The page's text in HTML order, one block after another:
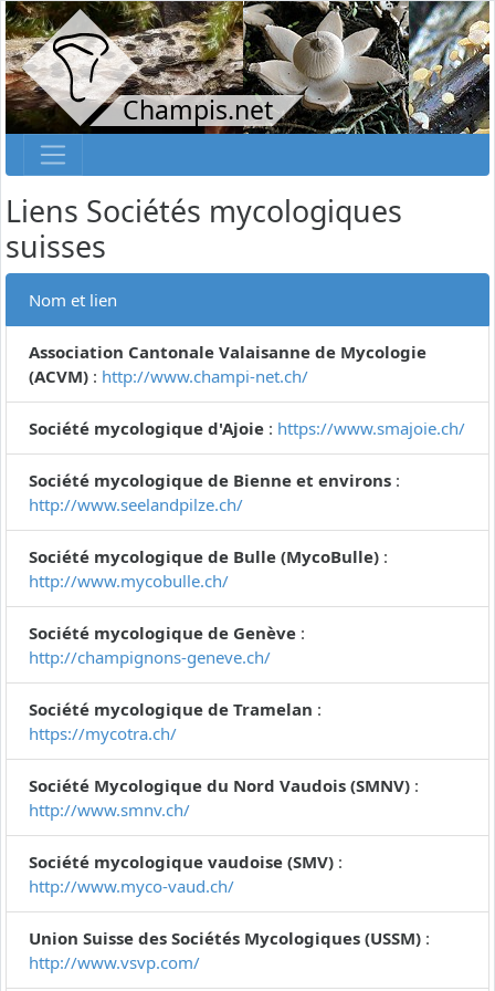
Champis.net
Liens Sociétés mycologiques
suisses
Nom et lien
Association Cantonale Valaisanne de Mycologie
(ACVM) : http://www.champi-net.ch/
Société mycologique d'Ajoie : https://www.smajoie.ch/
Société mycologique de Bienne et environs :
http://www.seelandpilze.ch/
Société mycologique de Bulle (MycoBulle) :
http://www.mycobulle.ch/
Société mycologique de Genève :
http://champignons-geneve.ch/
Société mycologique de Tramelan :
https://mycotra.ch/
Société Mycologique du Nord Vaudois (SMNV) :
http://www.smnv.ch/
Société mycologique vaudoise (SMV) :
http://www.myco-vaud.ch/
Union Suisse des Sociétés Mycologiques (USSM) :
http://www.vsvp.com/